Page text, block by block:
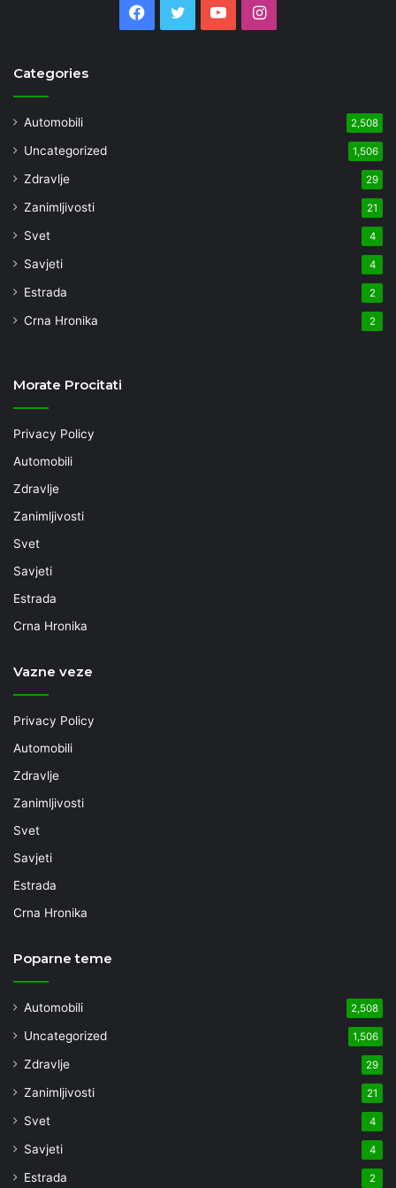
Facebook
TwitterYouTubeInstagram
Categories
Automobili 2,508
Uncategorized 1,506
Zdravlje 29
Zanimljivosti 21
Svet 4
Savjeti 4
Estrada 2
Crna Hronika 2
Morate Procitati
Privacy Policy
Automobili
Zdravlje
Zanimljivosti
Svet
Savjeti
Estrada
Crna Hronika
Vazne veze
Privacy Policy
Automobili
Zdravlje
Zanimljivosti
Svet
Savjeti
Estrada
Crna Hronika
Poparne teme
Automobili 2,508
Uncategorized 1,506
Zdravlje 29
Zanimljivosti 21
Svet 4
Savjeti 4
Estrada 2